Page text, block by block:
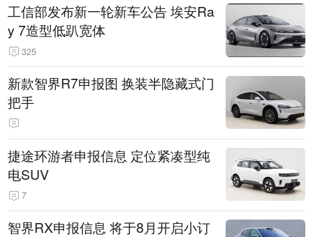
工信部发布新一轮新车公告 埃安Ra
y 7造型低趴宽体
325
新款智界R7申报图 换装半隐藏式门
把手
捷途环游者申报信息 定位紧凑型纯
电SUV
7
智界RX申报信息 将于8月开启小订